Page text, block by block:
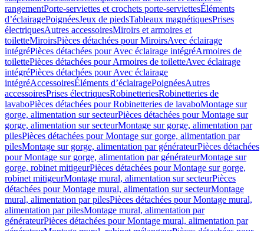
rangementPorte-serviettes et crochets porte-serviettesÉléments
d’éclairagePoignéesJeux de piedsTableaux magnétiquesPrises
électriquesAutres accessoiresMiroirs et armoires et
toiletteMiroirsPièces détachées pour MiroirsAvec éclairage
intégréPièces détachées pour Avec éclairage intégréArmoires de
toilettePièces détachées pour Armoires de toiletteAvec éclairage
intégréPièces détachées pour Avec éclairage
intégréAccessoiresÉléments d’éclairagePoignéesAutres
accessoiresPrises électriquesRobinetteriesRobinetteries de
lavaboPièces détachées pour Robinetteries de lavaboMontage sur
gorge, alimentation sur secteurPièces détachées pour Montage sur
gorge, alimentation sur secteurMontage sur gorge, alimentation par
pilesPièces détachées pour Montage sur gorge, alimentation par
pilesMontage sur gorge, alimentation par générateurPièces détachées
pour Montage sur gorge, alimentation par générateurMontage sur
gorge, robinet mitigeurPièces détachées pour Montage sur gorge,
robinet mitigeurMontage mural, alimentation sur secteurPièces
détachées pour Montage mural, alimentation sur secteurMontage
mural, alimentation par pilesPièces détachées pour Montage mural,
alimentation par pilesMontage mural, alimentation par
générateurPièces détachées pour Montage mural, alimentation par